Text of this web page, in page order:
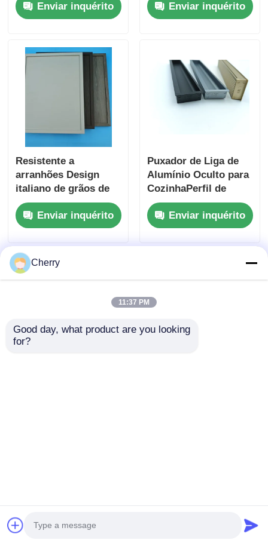
Design 3D
Profissional Custom
Armário de cozinha
de revestimento de
carvalho branco
Enviar inquérito
Enviar inquérito
Resistente a
arranhões Design
italiano de grãos de
madeira PVC filme
decorativo Madeira
em relevo PVC
laminado para
embalagens de portas
de parede
Enviar inquérito
Puxador de Liga de
Alumínio Oculto para
CozinhaPerfil de
Alumínio Oculto
Puxador Deslizante
de Alumínio
Enviar inquérito
da china.Copyright © 2025 Guangdong Fengge
Cherry
11:37 PM
Good day, what product are you looking
for?